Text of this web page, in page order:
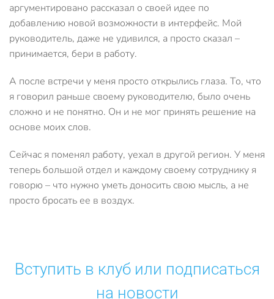
аргументировано рассказал о своей идее по
добавлению новой возможности в интерфейс. Мой
руководитель, даже не удивился, а просто сказал –
принимается, бери в работу.
А после встречи у меня просто открылись глаза. То, что
я говорил раньше своему руководителю, было очень
сложно и не понятно. Он и не мог принять решение на
основе моих слов.
Сейчас я поменял работу, уехал в другой регион. У меня
теперь большой отдел и каждому своему сотруднику я
говорю – что нужно уметь доносить свою мысль, а не
просто бросать ее в воздух.
Вступить в клуб или подписаться
на новости